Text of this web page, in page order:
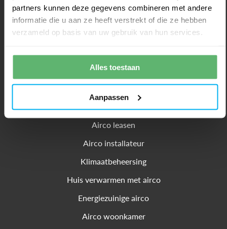
partners kunnen deze gegevens combineren met andere
informatie die u aan ze heeft verstrekt of die ze hebben
verzameld op basis van uw gebruik van hun services.
Alles toestaan
Aanpassen
Airco zakelijk
Over NuKoel
Algemene voorwaarden
Airco kopen
Airco leasen
Airco installateur
Klimaatbeheersing
Huis verwarmen met airco
Energiezuinige airco
Airco woonkamer